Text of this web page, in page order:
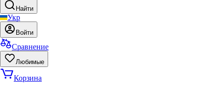
Найти
Укр
Войти
Сравнение
Любимые
Корзина